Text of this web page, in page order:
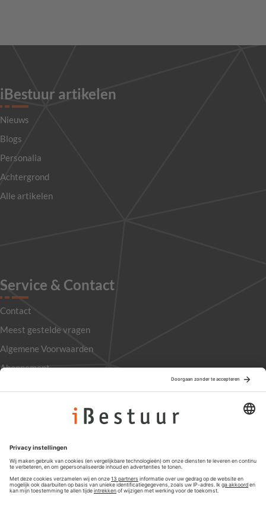
iBestuur artikelen
Nieuws
Blogs
Personalia
Achtergrond
Alle artikelen
Service & Contact
Contact
Meest gestelde vragen
Algemene Voorwaarden
Abonnement
Privacyinstellingen